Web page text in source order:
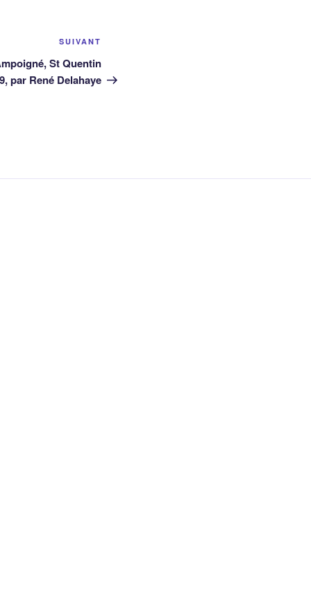
suivant
SUIVANT
St Quentin
par René Delahaye